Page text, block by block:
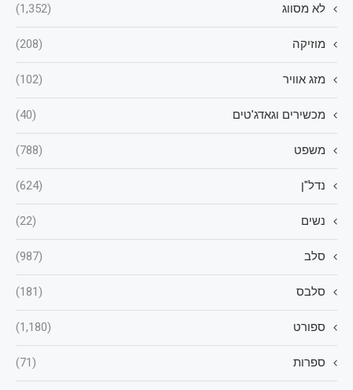
לא מסווג (1,352)
מוזיקה (208)
מזג אוויר (102)
מכשירים וגאדג'טים (40)
משפט (788)
נדל"ן (624)
נשים (22)
סלב (987)
סלבס (181)
ספורט (1,180)
ספרות (71)